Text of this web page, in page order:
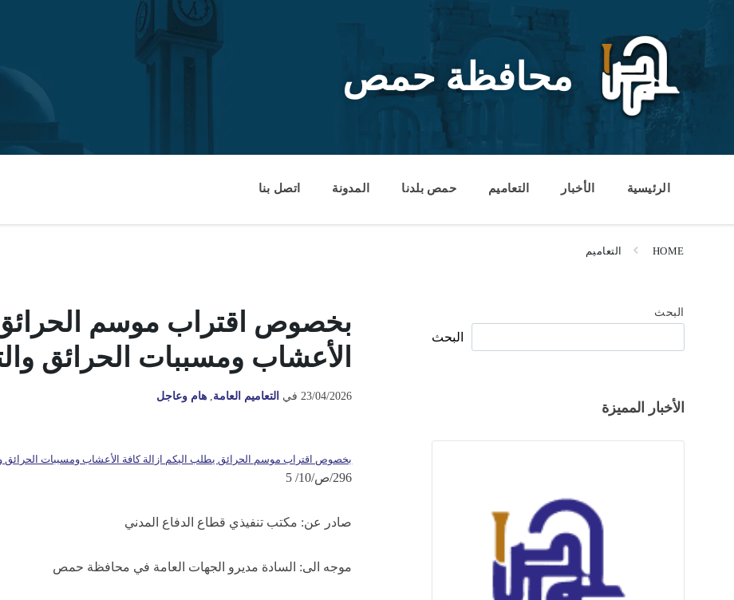
content
محافظة حمص
الرئيسية الأخبار التعاميم حمص بلدنا المدونة اتصل بنا
HOME التعاميم
بخصوص اقتراب موسم الحرائق
الأعشاب ومسببات الحرائق
23/04/2026 في التعاميم العامة, هام وعاجل
بخصوص اقتراب موسم الحرائق يطلب اليكم ازالة كافة الأعشاب ومسببات الحرائق
296/ص/10/ 5
صادر عن: مكتب تنفيذي قطاع الدفاع المدني
موجه الى: السادة مديرو الجهات العامة في محافظة حمص
البحث
البحث
الأخبار المميزة